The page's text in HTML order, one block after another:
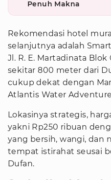
Penuh Makna
Rekomendasi hotel
selanjutnya adalah
Jl. R. E. Martadinata Blok
sekitar 800 meter dari
cukup dekat dengan
Atlantis Water
Lokasinya strategis,
yakni Rp250 ribuan
yang bersih, wangi, dan
tempat istirahat seusai
Dufan.